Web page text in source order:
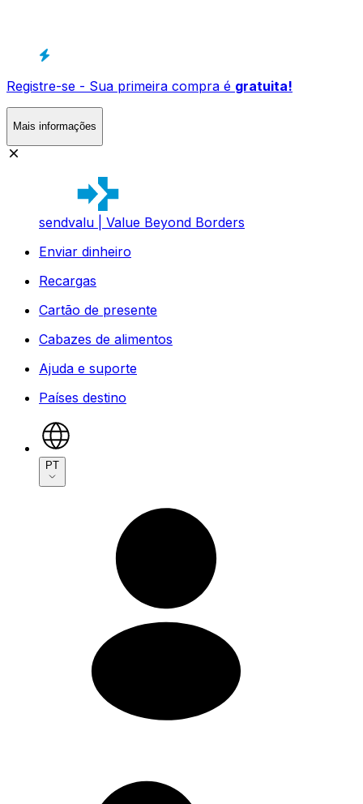
Registre-se - Sua primeira compra é gratuita!
Mais informações
sendvalu | Value Beyond Borders
Enviar dinheiro
Recargas
Cartão de presente
Cabazes de alimentos
Ajuda e suporte
Países destino
PT